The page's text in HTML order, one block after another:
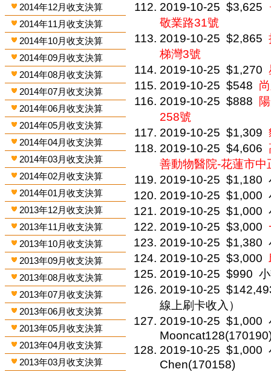
2014年12月收支決算
2014年11月收支決算
2014年10月收支決算
2014年09月收支決算
2014年08月收支決算
2014年07月收支決算
2014年06月收支決算
2014年05月收支決算
2014年04月收支決算
2014年03月收支決算
2014年02月收支決算
2014年01月收支決算
2013年12月收支決算
2013年11月收支決算
2013年10月收支決算
2013年09月收支決算
2013年08月收支決算
2013年07月收支決算
2013年06月收支決算
2013年05月收支決算
2013年04月收支決算
2013年03月收支決算
2019-10-25 $3,625
敬業路31號
2019-10-25 $2,865
梯灣3號
2019-10-25 $1,270
2019-10-25 $548
2019-10-25 $888
258號
2019-10-25 $1,309
2019-10-25 $4,606
善動物醫院-花蓮市中
2019-10-25 $1,180
2019-10-25 $1,000
2019-10-25 $1,000
2019-10-25 $3,000
2019-10-25 $1,380
2019-10-25 $3,000
2019-10-25 $990
2019-10-25
線上刷卡收入）
2019-10-25 $1,000
2019-10-25 $1,000
Chen(170158)